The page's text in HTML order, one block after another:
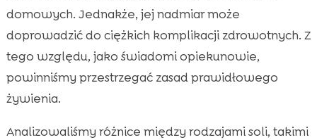
domowych. Jednakże, jej nadmiar może
doprowadzić do ciężkich komplikacji zdrowotnych. Z
tego względu, jako świadomi opiekunowie,
powinniśmy przestrzegać zasad prawidłowego
żywienia.
Analizowaliśmy różnice między rodzajami soli, takimi